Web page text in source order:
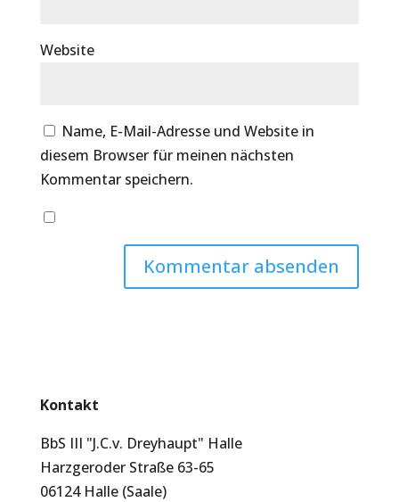
Website
Name, E-Mail-Adresse und Website in
diesem Browser für meinen nächsten
Kommentar speichern.
Kontakt
BbS III "J.C.v. Dreyhaupt" Halle
Harzgeroder Straße 63-65
06124 Halle (Saale)